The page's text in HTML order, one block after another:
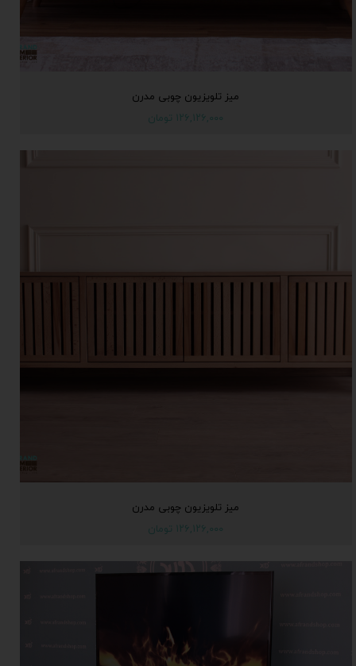
میز تلویزیون چوبی مدرن
۱۲۶,۱۲۶,۰۰۰ تومان
میز تلویزیون چوبی مدرن
۱۲۶,۱۲۶,۰۰۰ تومان